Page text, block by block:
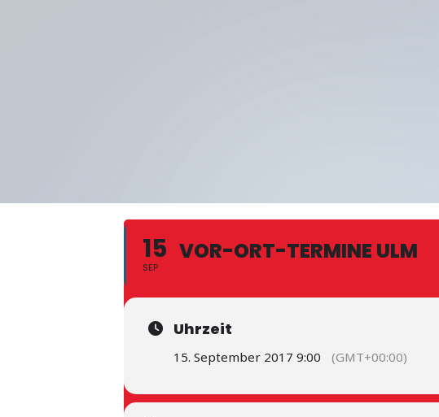
15
SEP
VOR-ORT-TERMINE ULM
Uhrzeit
15. September 2017 9:00 (GMT+00:00)